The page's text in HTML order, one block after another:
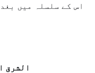
اس کے سلسلہ میں
الشرق